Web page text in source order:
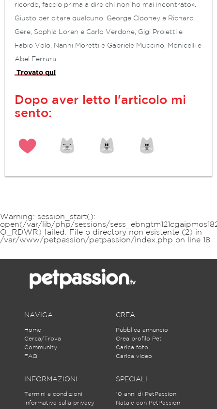
ricordo, faccio prima a dire chi non ho mai incontrato».
Giusto per citare qualcuno: George Clooney e Richard
Gere, Sophia Loren e Carlo Verdone, Gigi Proietti e
Fabio Volo, Nanni Moretti e Gabriele Muccino, Monicelli e
Abel Ferrara.
Trovato qui
Dopo aver letto l'articolo mi
sento:
Warning : session_start():
open(/var/lib/php/sessions/
O_RDWR) failed: File o directory non esistente (2) in
/var/www/petpassion/petpassion/index.php on line 18
NAVIGA
Home
Cerca/Trova
Community
FAQ
CREA
Pubblica annuncio
Crea profilo Pet
Carica foto
Carica video
INFORMAZIONI
Termini e condizioni
Informativa sulla privacy
SPECIALI
10 anni di PetPassion
Natale con PetPassion